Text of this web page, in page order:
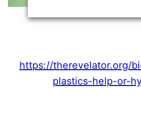
https://therevelator.org/
plastics-help-or-